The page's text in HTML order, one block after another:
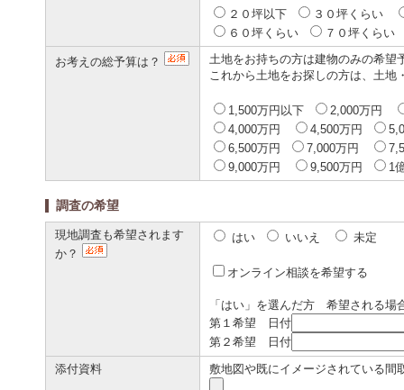
２０坪以下
３０坪くらい
６０坪くらい
７０坪くら
お考えの総予算は？
土地をお持ちの方は建物のみの希望
これから土地をお探しの方は、土地
1,500万円以下
2,000万円
4,000万円
4,500万円
6,500万円
7,000万円
9,000万円
9,500万円 1
調査の希望
現地調査も希望されます
か？
はい いいえ 未定
オンライン相談を希望する
「はい」を選んだ方 希望される場
第１希望 日付
第２希望 日付
添付資料
敷地図や既にイメージされている間